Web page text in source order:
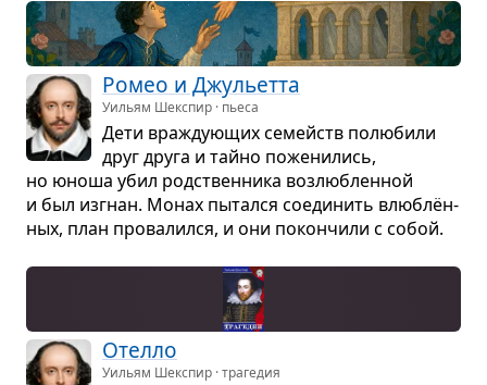
Ромео и Джу­льетта
Уильям Шекспир · пьеса
Дети враж­ду­ю­щих семейств полю­били
друг друга и тайно поже­ни­лись,
но юноша убил род­ствен­ника воз­люб­лен­ной
и был изгнан. Монах пытался соеди­нить влю­блён­
ных, план про­ва­лился, и они покон­чили с собой.
Отелло
Уильям Шекспир · трагедия